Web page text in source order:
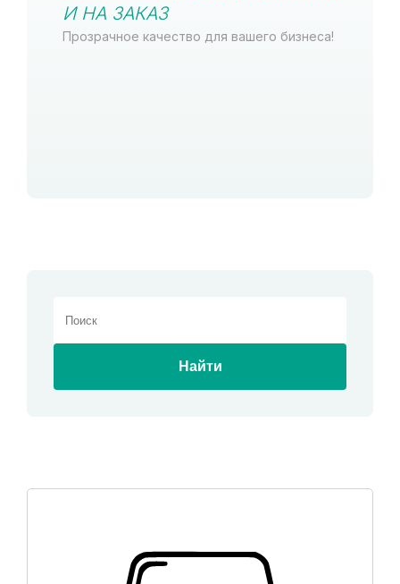
И НА ЗАКАЗ
Прозрачное качество для вашего бизнеса!
Найти